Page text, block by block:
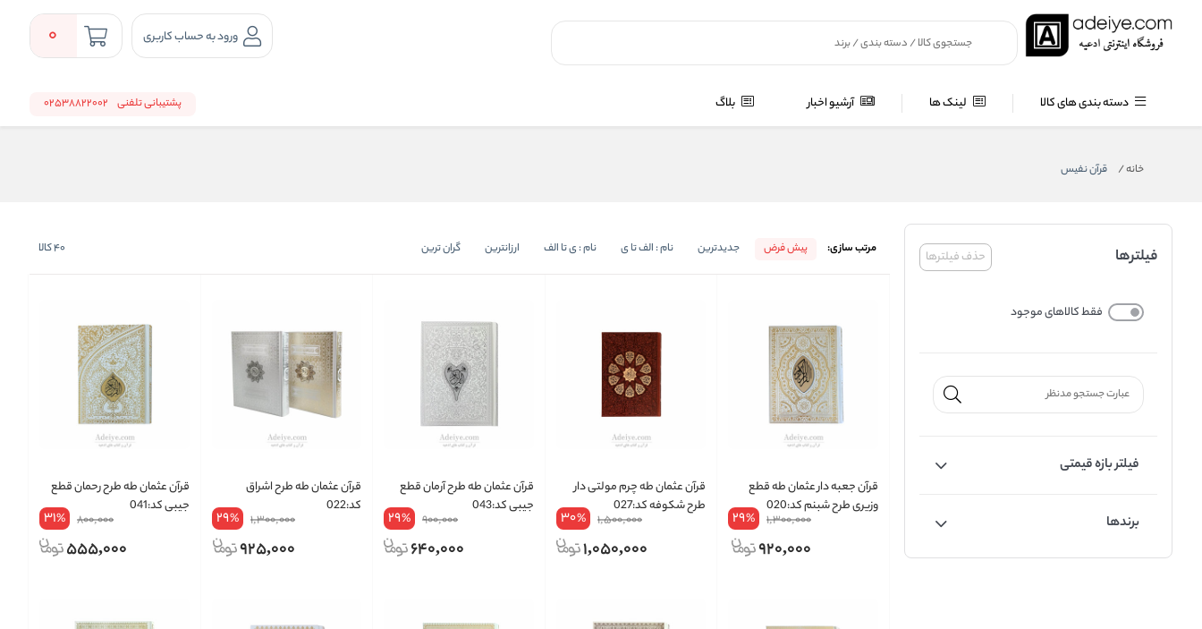
ورود به حساب کاربری 0
دسته بندی های کالا لینک ها آرشیو اخبار بلاگ پشتیبانی تلفنی 02538822002
خانه/ قرآن نفیس
حذف فیلترها فیلترها
فقط کالاهای موجود
فیلتر بازه قیمتی
برندها
مرتب سازی: پیش فرض جدیدترین نام : الف تا ی نام : ی تا الف ارزانترین گران ترین 40کالا
قرآن جعبه دار عثمان طه قطع
وزیری طرح شبنم کد:020
1,300,000
29%
920,000
قرآن عثمان طه چرم مولتی دار
طرح شکوفه کد:027
1,500,000
30%
1,050,000
قرآن عثمان طه طرح آرمان قطع
جیبی کد:043
900,000
29%
640,000
قرآن عثمان طه طرح اشراق
کد:022
1,300,000
29%
925,000
قرآن عثمان طه طرح رحمان قطع
جیبی کد:041
800,000
31%
555,000